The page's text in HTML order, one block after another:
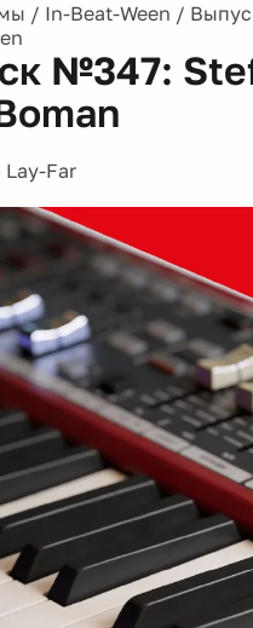
/ In-Beat-Ween /
№347:
Lay-Far